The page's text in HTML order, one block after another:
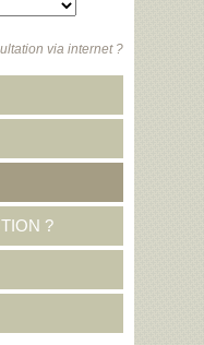
via internet ?
?